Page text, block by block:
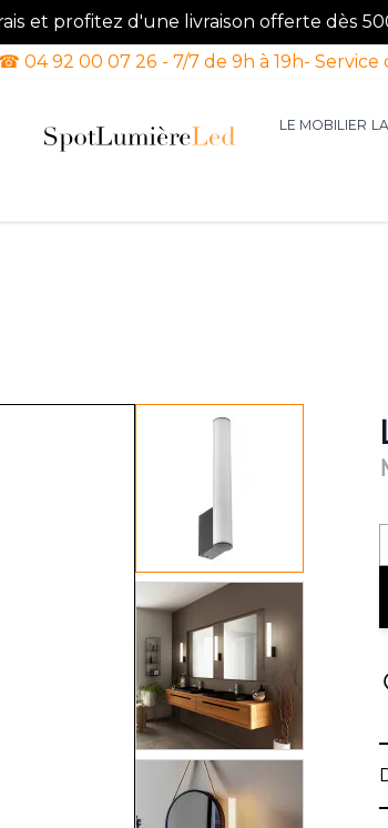
et profitez d'une livraison offerte dès
☎ 04 92 00 07 26 - 7/7 de 9h à 19h-
LE MOBILIER
View larger image
View larger image
View larger image